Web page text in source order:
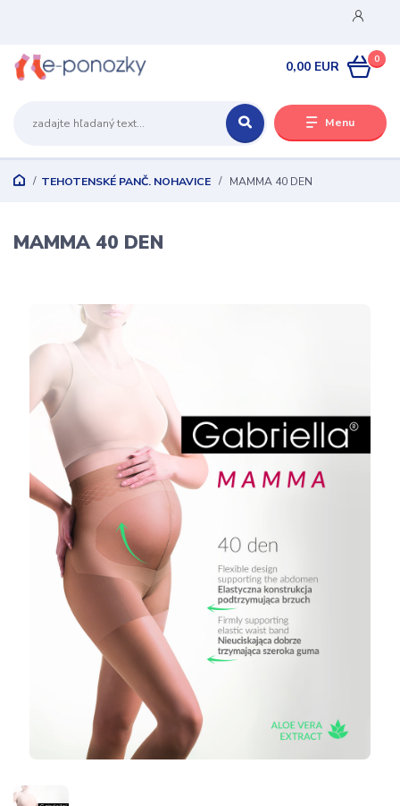
Menu
0
0,00 EUR
TEHOTENSKÉ PANČ. NOHAVICE MAMMA 40 DEN
MAMMA 40 DEN